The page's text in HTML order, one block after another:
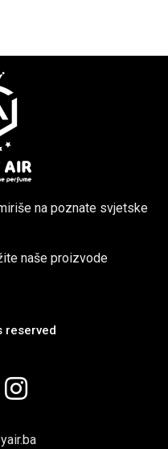
na poznate svjetske
naše proizvode
reserved